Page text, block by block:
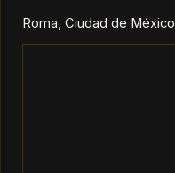
Roma, Ciudad de